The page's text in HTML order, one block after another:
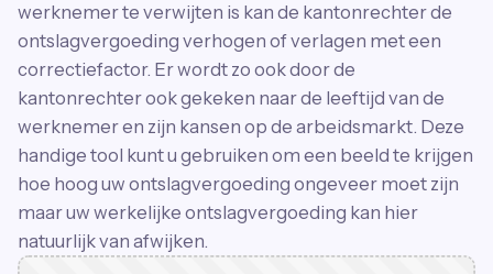
werknemer te verwijten is kan de kantonrechter de
ontslagvergoeding verhogen of verlagen met een
correctiefactor. Er wordt zo ook door de
kantonrechter ook gekeken naar de leeftijd van de
werknemer en zijn kansen op de arbeidsmarkt. Deze
handige tool kunt u gebruiken om een beeld te krijgen
hoe hoog uw ontslagvergoeding ongeveer moet zijn
maar uw werkelijke ontslagvergoeding kan hier
natuurlijk van afwijken.